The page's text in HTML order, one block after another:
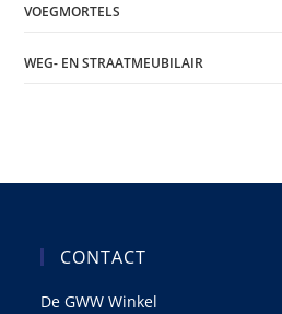
VOEGMORTELS
WEG- EN STRAATMEUBILAIR
CONTACT
De GWW Winkel